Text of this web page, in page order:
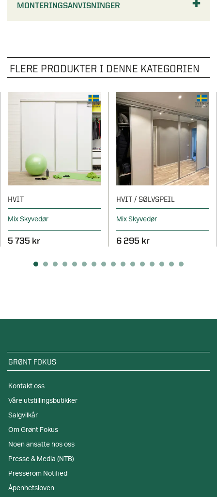
MONTERINGSANVISNINGER
FLERE PRODUKTER I DENNE KATEGORIEN
HVIT
Mix Skyvedør
5 735 kr
HVIT / SØLVSPEIL
Mix Skyvedør
6 295 kr
GRØNT FOKUS
Kontakt oss
Våre utstillingsbutikker
Salgvilkår
Om Grønt Fokus
Noen ansatte hos oss
Presse & Media (NTB)
Presserom Notified
Åpenhetsloven